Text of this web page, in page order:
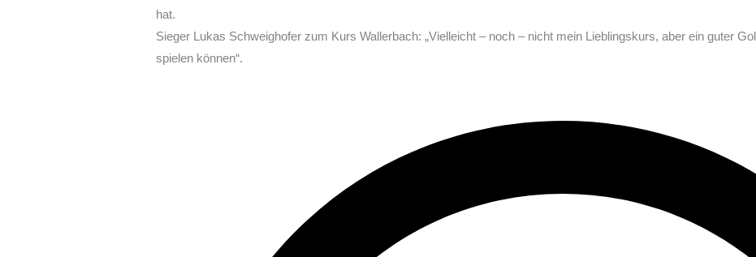
hat.
Sieger Lukas Schweighofer zum Kurs Wallerbach: „Vielleicht – noch – nicht mein Lieblingskurs, aber ein guter
spielen können“.